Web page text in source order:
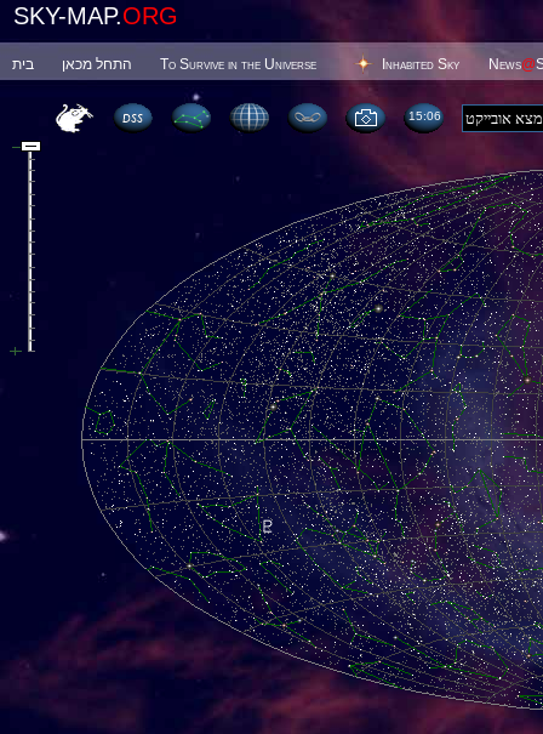
SKY-MAP.ORG
בית התחל מכאן To Survive in the Universe Inhabited Sky News@
15 06